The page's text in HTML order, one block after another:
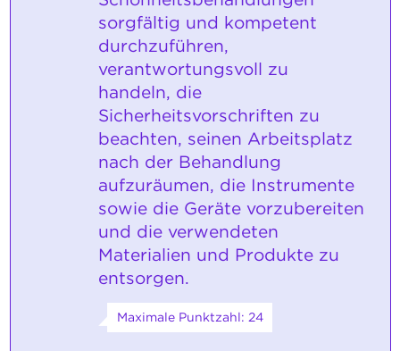
sorgfältig und kompetent
durchzuführen,
verantwortungsvoll zu
handeln, die
Sicherheitsvorschriften zu
beachten, seinen Arbeitsplatz
nach der Behandlung
aufzuräumen, die Instrumente
sowie die Geräte vorzubereiten
und die verwendeten
Materialien und Produkte zu
entsorgen.
Maximale Punktzahl: 24